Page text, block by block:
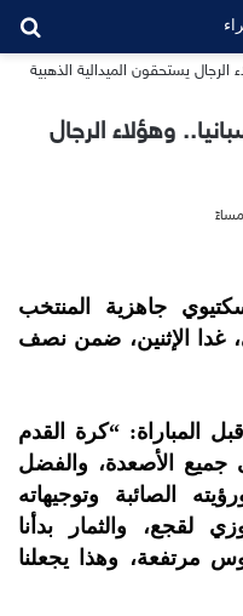
وهؤلاء الرجال
جاهزية المنتخب
غدا الإثنين، ضمن نصف
المباراة: “كرة القدم
جميع الأصعدة، والفضل
الصائبة وتوجيهاته
لقجع، والثمار بدأنا
مرتفعة، وهذا يجعلنا